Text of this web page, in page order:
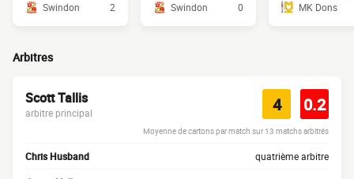
Swindon
2
Swindon
0
MK Dons
Arbitres
Scott Tallis
arbitre principal 4 0.2
Moyenne de cartons par match sur 13 matchs arbitrés
Chris Husband quatrième arbitre